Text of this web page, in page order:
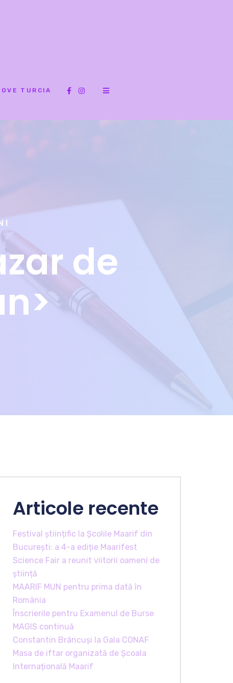
TURCIA
de
Articole recente
Festival științific la Școlile Maarif din
București: a 4-a ediție Maarifest
Science Fair a reunit viitorii oameni de
știință
MAARIF MUN pentru prima dată în
România
Înscrierile pentru Examenul de Burse
MAGIS continuă
Constantin Brâncuși la Gala CONAF
Masa de iftar organizată de Școala
Internațională Maarif